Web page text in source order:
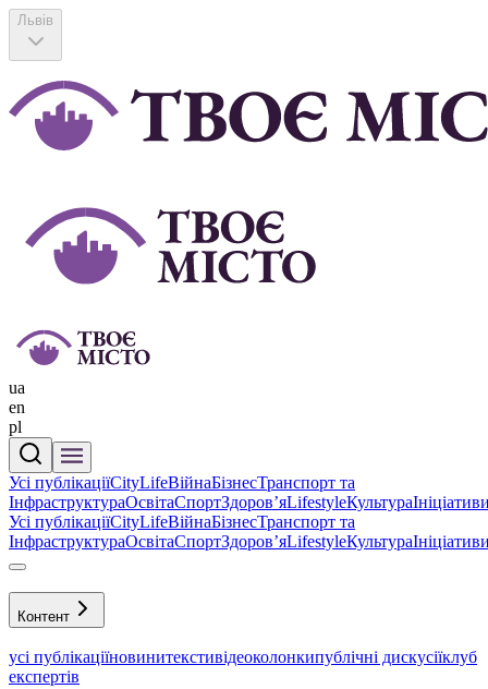
Львів
ua
en
pl
Усі публікаціїCityLifeВійнаБізнесТранспорт та
ІнфраструктураОсвітаСпортЗдоровʼяLifestyleКультура
Усі публікаціїCityLifeВійнаБізнесТранспорт та
ІнфраструктураОсвітаСпортЗдоровʼяLifestyleКультура
Контент
усі публікаціїновинитекстивідеоколонкипублічні дискусіїклуб
експертів